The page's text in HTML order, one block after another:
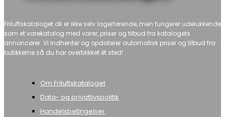
Friluftskataloget.dk er ikke selv lagerførende, men fungerer udelukkende
som et varekatalog med varer, priser og tilbud fra katalogets
annoncører. Vi indhenter og opdaterer automatisk priser og tilbud fra
butikkerne så du har overblikket ét sted!
Om Friluftskataloget
Data- og privatlivspolitik
Handelsbetingelser